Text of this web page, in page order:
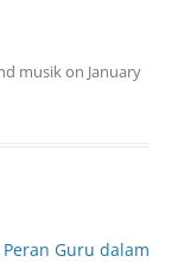
musikon January
Guru dalam